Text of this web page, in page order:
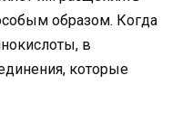
образом. Когда
в
которые